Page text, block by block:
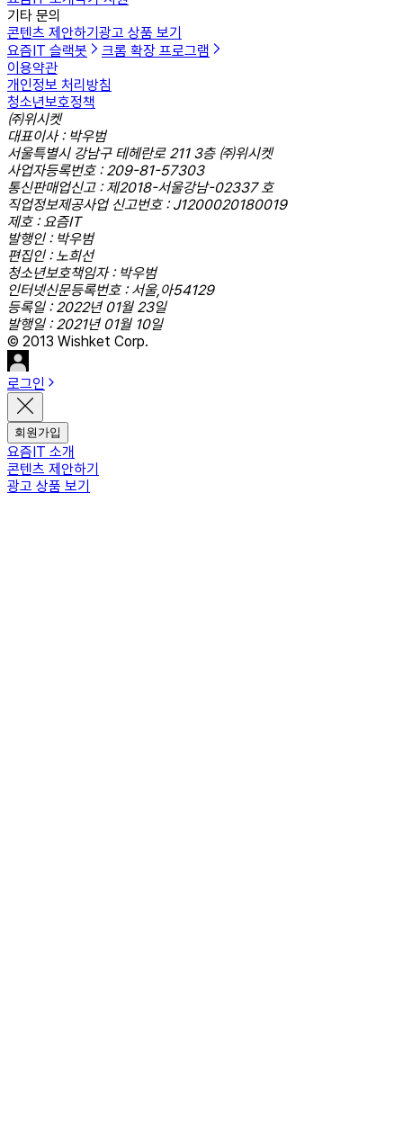
기타 문의
콘텐츠 제안하기광고 상품 보기
요즘IT 슬랙봇
크롬 확장 프로그램
이용약관
개인정보 처리방침
청소년보호정책
㈜위시켓
대표이사 : 박우범
서울특별시 강남구 테헤란로 211 3층 ㈜위시켓
사업자등록번호 : 209-81-57303
통신판매업신고 : 제2018-서울강남-02337 호
직업정보제공사업 신고번호 : J1200020180019
제호 : 요즘IT
발행인 : 박우범
편집인 : 노희선
청소년보호책임자 : 박우범
인터넷신문등록번호 : 서울,아54129
등록일 : 2022년 01월 23일
발행일 : 2021년 01월 10일
© 2013 Wishket Corp.
로그인
회원가입
요즘IT 소개
콘텐츠 제안하기
광고 상품 보기